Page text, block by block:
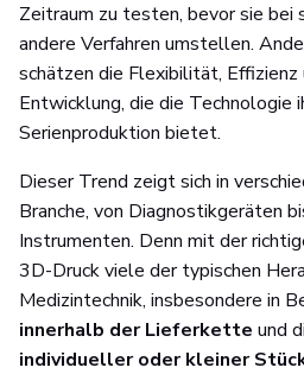
Zeitraum zu testen, bevor sie bei
andere Verfahren umstellen.
schätzen die Flexibilität, Effizienz
Entwicklung, die die Technologie
Serienproduktion bietet.
Dieser Trend zeigt sich in
Branche, von Diagnostikgeräten
Instrumenten. Denn mit der
3D-Druck viele der typischen
Medizintechnik, insbesondere in
innerhalb der Lieferkette und
individueller oder kleiner